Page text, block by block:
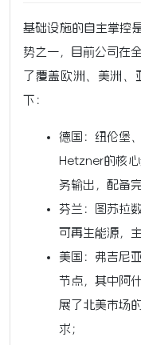
基础设施的自主掌控
势之一，目前公司在
了覆盖欧洲、美洲
下：
德国：纽伦堡
Hetzner的核
务输出，配备
芬兰：图苏拉
可再生能源，
美国：弗吉尼
节点，其中阿
展了北美市场
求；